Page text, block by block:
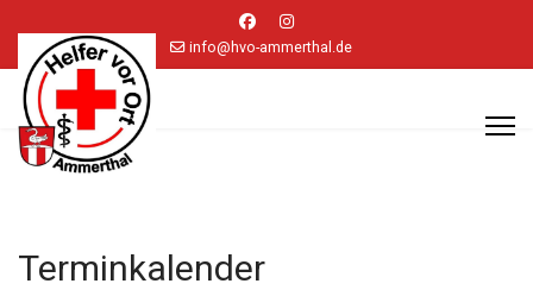
info@hvo-ammerthal.de
Terminkalender